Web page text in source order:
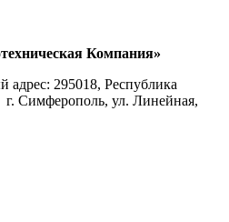
Компания»
295018, Республика
Симферополь, ул. Линейная,